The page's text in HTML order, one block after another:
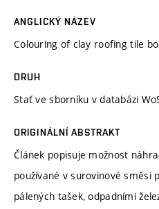
ANGLICKÝ NÁZEV
Colouring of clay roofing tile
DRUH
Stať ve sborníku v databázi
ORIGINÁLNÍ ABSTRAKT
Článek popisuje možnost
používané v surovinové směsi
pálených tašek, odpadními